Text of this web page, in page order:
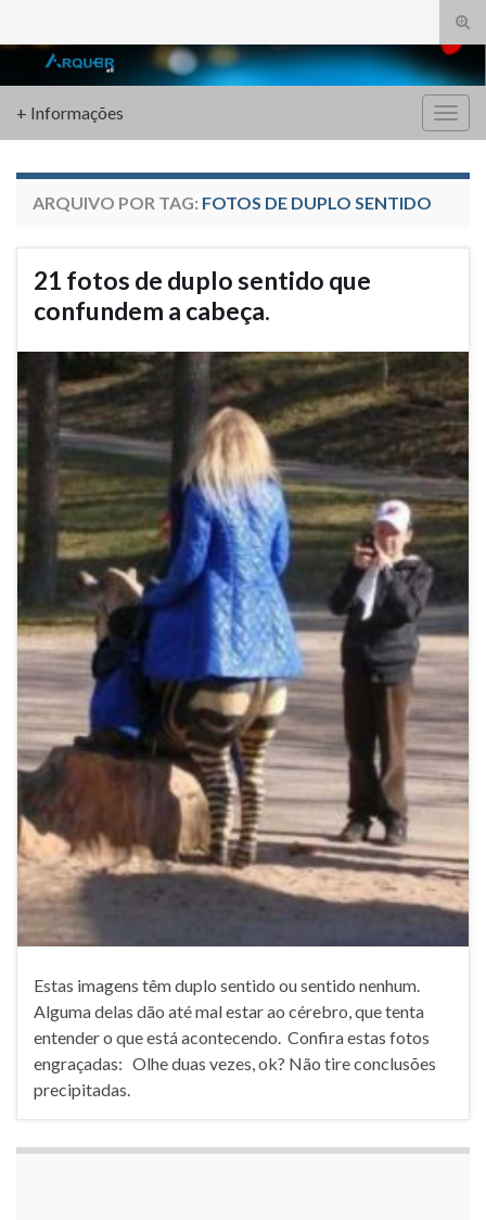
de
Search for:
+ Informações
ARQUIVO POR TAG: FOTOS DE DUPLO SENTIDO
21 fotos de duplo sentido que
confundem a cabeça.
Estas imagens têm duplo sentido ou sentido nenhum.
Alguma delas dão até mal estar ao cérebro, que tenta
entender o que está acontecendo. Confira estas fotos
engraçadas: Olhe duas vezes, ok? Não tire conclusões
precipitadas.